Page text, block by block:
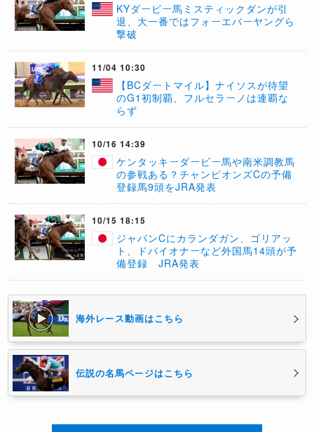
KYダービー馬ミスティックダンが引
退、大一番ではフォーエバーヤングら
撃破
11/04 10:30
​【BCダートマイル】ナイソスが待望
のG1初制覇、フルセラーノは連覇な
らず
10/16 14:39
ケンタッキーダービー馬や南米調教馬
の参戦ある？チャンピオンズCの予備
登録馬9頭をJRA発表
10/15 18:15
ジャパンCにカランダガン、ゴリアッ
ト、ドバイオナーなど外国馬14頭が予
備登録 JRA発表
海外レース動画はこちら
伝説の名馬ページはこちら